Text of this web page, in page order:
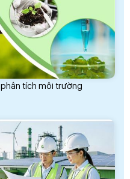
tích môi trường